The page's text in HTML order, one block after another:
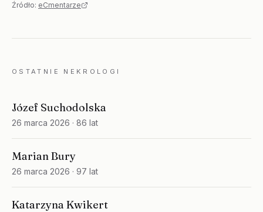
Źródło: eCmentarze
OSTATNIE NEKROLOGI
Józef Suchodolska
26 marca 2026 · 86 lat
Marian Bury
26 marca 2026 · 97 lat
Katarzyna Kwikert